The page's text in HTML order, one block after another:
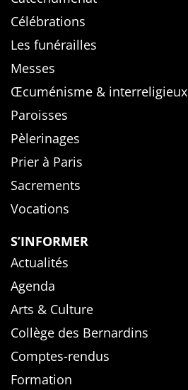
Célébrations
Les funérailles
Messes
Œcuménisme & interreligieux
Paroisses
Pèlerinages
Prier à Paris
Sacrements
Vocations
S’INFORMER
Actualités
Agenda
Arts & Culture
Collège des Bernardins
Comptes-rendus
Formation